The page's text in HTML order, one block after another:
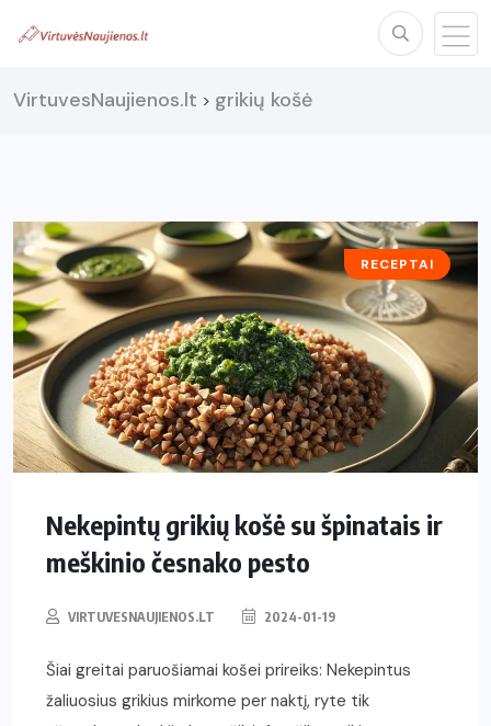
VirtuvesNaujienos.lt > grikių košė
RECEPTAI
Nekepintų grikių košė su špinatais ir
meškinio česnako pesto
VIRTUVESNAUJIENOS.LT 2024-01-19
Šiai greitai paruošiamai košei prireiks: Nekepintus
žaliuosius grikius mirkome per naktį, ryte tik